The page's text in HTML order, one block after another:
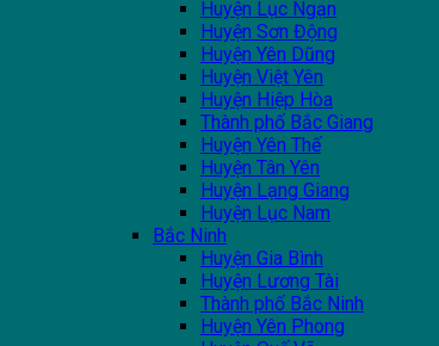
Huyện Lục Ngạn
Huyện Sơn Động
Huyện Yên Dũng
Huyện Việt Yên
Huyện Hiệp Hòa
Thành phố Bắc Giang
Huyện Yên Thế
Huyện Tân Yên
Huyện Lạng Giang
Huyện Lục Nam
Bắc Ninh
Huyện Gia Bình
Huyện Lương Tài
Thành phố Bắc Ninh
Huyện Yên Phong